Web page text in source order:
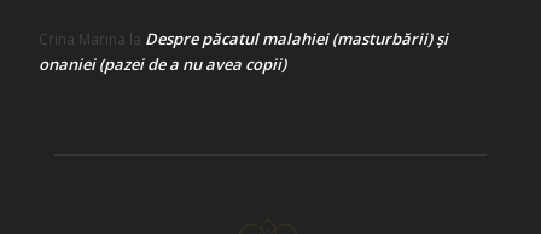
Crina Marina la Despre păcatul malahiei (masturbării) şi
onaniei (pazei de a nu avea copii)